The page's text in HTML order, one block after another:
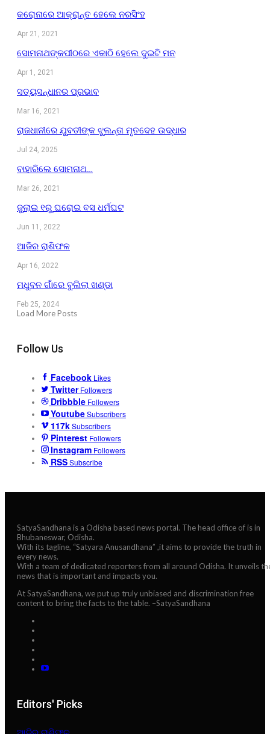
କରୋନାରେ ଆକ୍ରାନ୍ତ ହେଲେ ନରସିଂହ
Apr 21, 2021
ସୋମନାଥଙ୍କପୀଠରେ ଏକାଠି ହେଲେ ଦୁଇଟି ମନ
Apr 1, 2021
ସତ୍ୟସନ୍ଧାନର ପ୍ରଭାବ
Mar 16, 2021
ରାଜଧାନୀରେ ଯୁବତୀଙ୍କ ଝୁଲନ୍ତା ମୃତଦେହ ଉଦ୍ଧାର
Jul 24, 2025
ବାହାରିଲେ ସୋମନାଥ…
Mar 26, 2021
ଜୁଲାଇ ୧ରୁ ଘରୋଇ ବସ ଧର୍ମଘଟ
Jun 11, 2022
ଆଜିର ରାଶିଫଳ
Apr 16, 2022
ମଧୁବନ ଗାଁରେ ବୁଲିଲା ଖଣ୍ଡା
Feb 25, 2024
Load More Posts
Follow Us
Facebook Likes
Twitter Followers
Dribbble Followers
YoutubeSubscribers
117kSubscribers
Pinterest Followers
Instagram Followers
RSSSubscribe
SatyaSandhana is a Odisha based news portal. The head office of is in
Bhubaneswar, Odisha.
With its tagline, “Satyara Anusandhana” ,it aims to provide the truth in
every news.
With a team of dedicated reporters from all around Odisha. It unveils
news that is important and impacts you.
At SatyaSandhana, we put up truly unbiased and discrimination free
content to bring the facts to the table. –SatyaSandhana
Editors' Picks